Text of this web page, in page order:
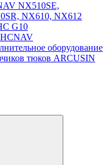
NX510SE,
NX610, NX612
G10
оборудование
тюков ARCUSIN